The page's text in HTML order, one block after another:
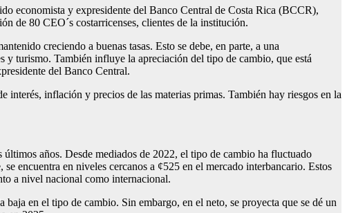
economista y expresidente del Banco Central de Costa Rica (BCCR),
de 80 CEO´s costarricenses, clientes de la institución.
creciendo a buenas tasas. Esto se debe, en parte, a una
y turismo. También influye la apreciación del tipo de cambio, que está
del Banco Central.
interés, inflación y precios de las materias primas. También hay riesgos en la
años. Desde mediados de 2022, el tipo de cambio ha fluctuado
encuentra en niveles cercanos a ¢525 en el mercado interbancario. Estos
a nivel nacional como internacional.
en el tipo de cambio. Sin embargo, en el neto, se proyecta que se dé un